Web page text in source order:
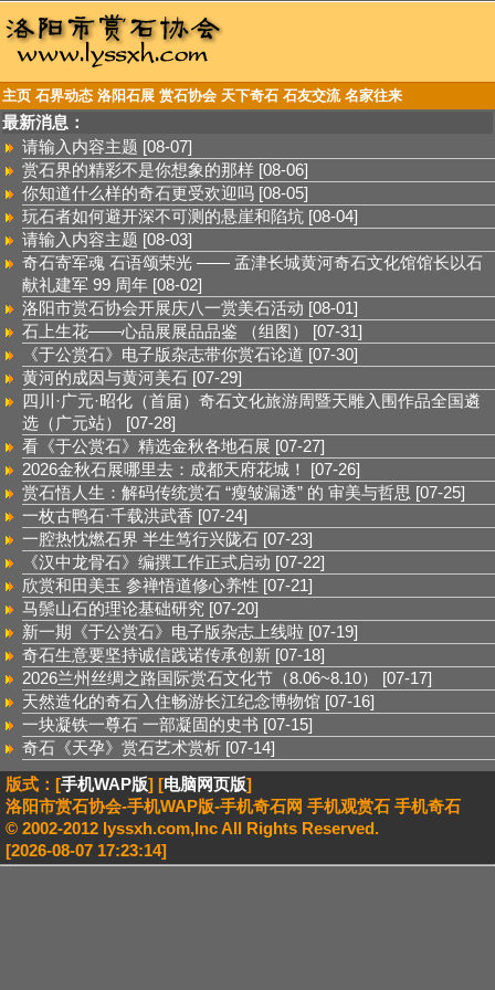
主页 石界动态 洛阳石展 赏石协会 天下奇石 石友交流 名家往来
最新消息：
请输入内容主题 [08-07]
赏石界的精彩不是你想象的那样 [08-06]
你知道什么样的奇石更受欢迎吗 [08-05]
玩石者如何避开深不可测的悬崖和陷坑 [08-04]
请输入内容主题 [08-03]
奇石寄军魂 石语颂荣光 —— 孟津长城黄河奇石文化馆馆长以石
献礼建军 99 周年 [08-02]
洛阳市赏石协会开展庆八一赏美石活动 [08-01]
石上生花——心品展展品品鉴 （组图）
[07-31]
《于公赏石》电子版杂志带你赏石论道 [07-30]
黄河的成因与黄河美石 [07-29]
四川·广元·昭化（首届）奇石文化旅游周暨天雕入围作品全国遴
选（广元站）
[07-28]
看《于公赏石》精选金秋各地石展 [07-27]
2026金秋石展哪里去：成都天府花城！
[07-26]
赏石悟人生：解码传统赏石 “瘦皱漏透” 的 审美与哲思 [07-25]
一枚古鸭石·千载洪武香 [07-24]
一腔热忱燃石界 半生笃行兴陇石 [07-23]
《汉中龙骨石》编撰工作正式启动 [07-22]
欣赏和田美玉 参禅悟道修心养性 [07-21]
马鬃山石的理论基础研究 [07-20]
新一期《于公赏石》电子版杂志上线啦 [07-19]
奇石生意要坚持诚信践诺传承创新 [07-18]
2026兰州丝绸之路国际赏石文化节（8.06~8.10）
[07-17]
天然造化的奇石入住畅游长江纪念博物馆 [07-16]
一块凝铁一尊石 一部凝固的史书 [07-15]
奇石《天孕》赏石艺术赏析 [07-14]
版式：[手机WAP版] [电脑网页版]
洛阳市赏石协会-手机WAP版-手机奇石网 手机观赏石 手机奇石
© 2002-2012 lyssxh.com,Inc All Rights Reserved.
[2026-08-07 17:23:14]